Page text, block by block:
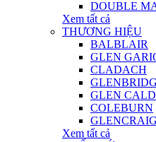
DOUBLE
Xem tất cả
THƯƠNG HIỆU
BALBLAIR
GLEN
CLADACH
GLEN
COLEBURN
GLENCRAIG
Xem tất cả